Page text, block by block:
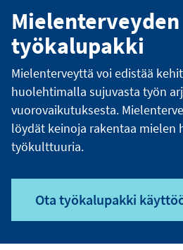
Mielenterveyden
työkalupakki
Mielenterveyttä voi edistää
huolehtimalla sujuvasta työn
vuorovaikutuksesta.
löydät keinoja rakentaa mielen
työkulttuuria.
Ota työkalupakki